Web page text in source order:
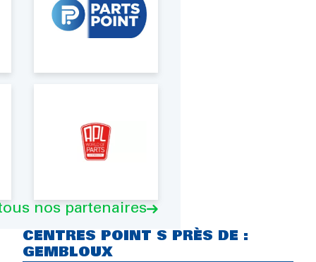
nos partenaires
CENTRES POINT S PRÈS DE :
GEMBLOUX